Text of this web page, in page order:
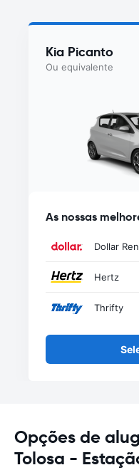
Kia Picanto
Ou equivalente
As nossas
Dollar
Hertz
Thrifty
Opções de
Tolosa -